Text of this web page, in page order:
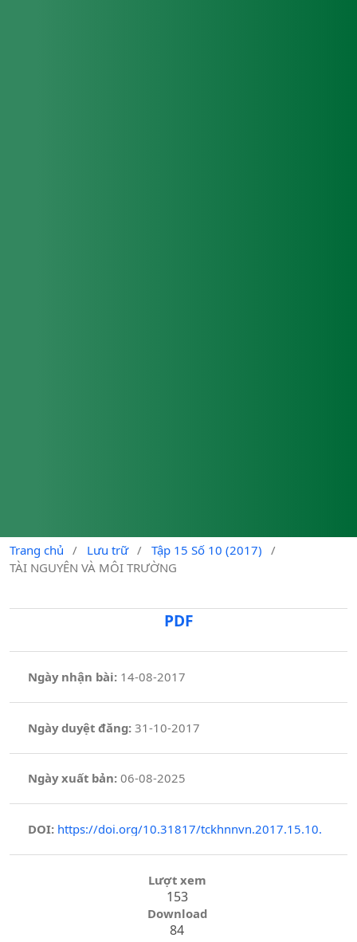
Trang chủ / Lưu trữ / Tập 15 Số 10 (2017)
/
TÀI NGUYÊN VÀ MÔI TRƯỜNG
PDF
Ngày nhận bài: 14-08-2017
Ngày duyệt đăng:31-10-2017
Ngày xuất bản: 06-08-2025
DOI: https://doi.org/10.31817/tckhnnvn.2017.15.10.
Lượt xem
153
Download
84